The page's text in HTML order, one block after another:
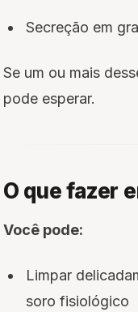
Secreção em
Se um ou mais
pode esperar.
O que fazer
Você pode:
Limpar
soro fisiológico